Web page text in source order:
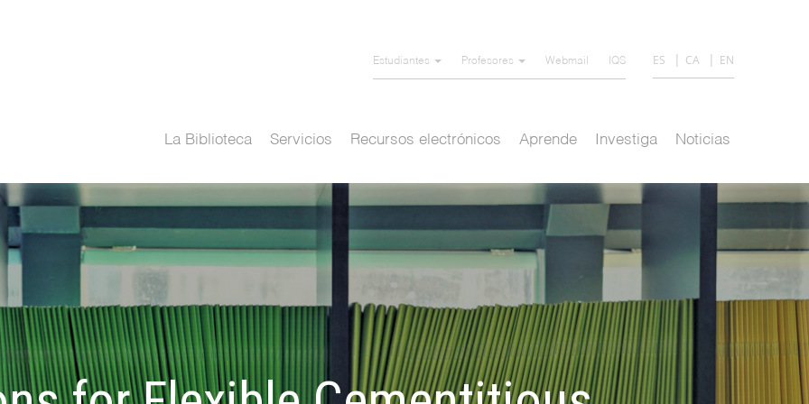
Estudiantes Profesores Webmail IQS ES CA EN
La Biblioteca Servicios Recursos electrónicos Aprende Investiga Noticias